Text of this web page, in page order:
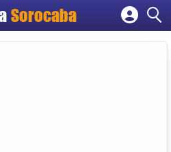
Sorocaba
Cadastrar empresa